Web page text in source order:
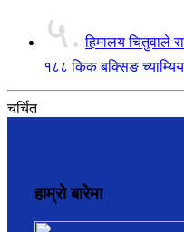
५. हिमालय चितुवाले
१८८ किक बक्सिङ
चर्चित
हाम्रो बारेमा